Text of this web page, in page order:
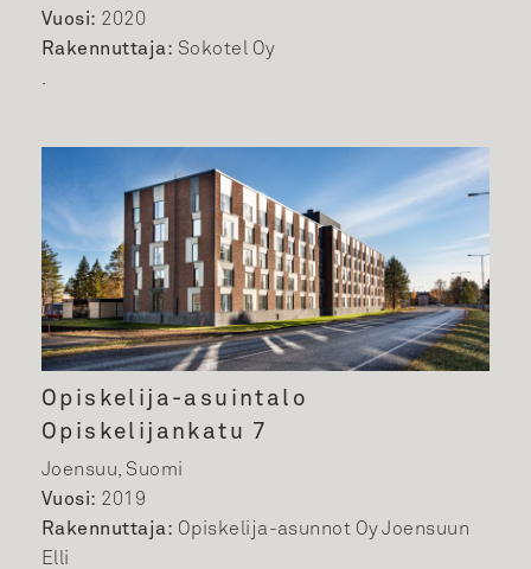
Vuosi: 2020
Rakennuttaja: Sokotel Oy
Opiskelija-asuintalo
Opiskelijankatu 7
Joensuu, Suomi
Vuosi: 2019
Rakennuttaja: Opiskelija-asunnot Oy Joensuun
Elli